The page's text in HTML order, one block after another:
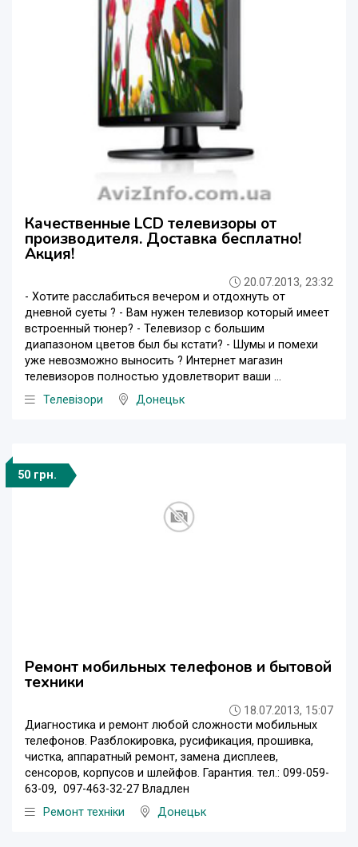
Качественные LCD телевизоры от
производителя. Доставка бесплатно!
Акция!
20.07.2013, 23:32
- Хотите расслабиться вечером и отдохнуть от
дневной суеты ? - Вам нужен телевизор который имеет
встроенный тюнер? - Телевизор с большим
диапазоном цветов был бы кстати? - Шумы и помехи
уже невозможно выносить ? Интернет магазин
телевизоров полностью удовлетворит ваши ...
Телевізори
Донецьк
50 грн.
Ремонт мобильных телефонов и бытовой
техники
18.07.2013, 15:07
Диагностика и ремонт любой сложности мобильных
телефонов. Разблокировка, русификация, прошивка,
чистка, аппаратный ремонт, замена дисплеев,
сенсоров, корпусов и шлейфов. Гарантия. тел.: 099-059-
63-09, 097-463-32-27 Владлен
Ремонт техніки
Донецьк